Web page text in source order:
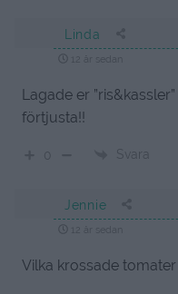
Linda
12 år sedan
Lagade er
förtjusta!!
Svara
Jennie
12 år sedan
Vilka krossade